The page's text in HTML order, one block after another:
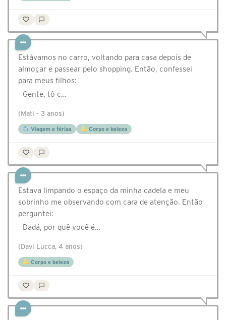
Estávamos no carro, voltando para casa depois de
almoçar e passear pelo shopping. Então, confessei
para meus filhos:
- Gente, tô c…
(Mati - 3 anos)
Viagem e férias Corpo e beleza
Estava limpando o espaço da minha cadela e meu
sobrinho me observando com cara de atenção. Então
perguntei:
- Dadá, por quê você é…
(Davi Lucca, 4 anos)
Corpo e beleza